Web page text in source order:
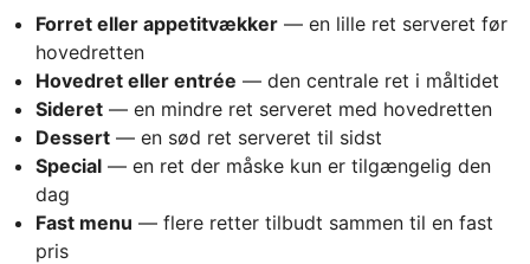
Forret eller appetitvækker — en lille ret serveret før
hovedretten
Hovedret eller entrée — den centrale ret i måltidet
Sideret — en mindre ret serveret med hovedretten
Dessert — en sød ret serveret til sidst
Special — en ret der måske kun er tilgængelig den
dag
Fast menu — flere retter tilbudt sammen til en fast
pris